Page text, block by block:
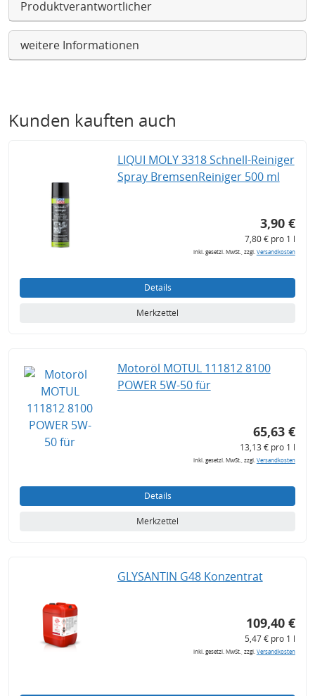
Produktverantwortlicher
weitere Informationen
Kunden kauften auch
LIQUI MOLY 3318 Schnell-Reiniger
Spray BremsenReiniger 500 ml
3,90 €
7,80 € pro 1 l
inkl. gesetzl. MwSt., zzgl.Versandkosten
Details
Merkzettel
Motoröl MOTUL 111812 8100
POWER 5W-50 für
65,63 €
13,13 € pro 1 l
inkl. gesetzl. MwSt., zzgl.Versandkosten
Details
Merkzettel
GLYSANTIN G48 Konzentrat
109,40 €
5,47 € pro 1 l
inkl. gesetzl. MwSt., zzgl.Versandkosten